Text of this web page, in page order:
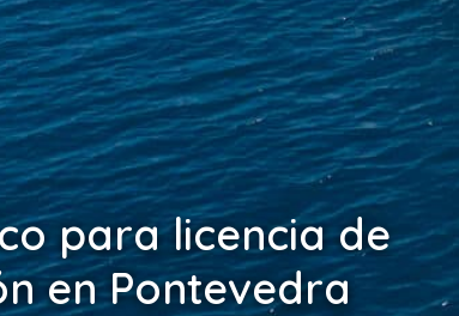
para licencia de
en Pontevedra